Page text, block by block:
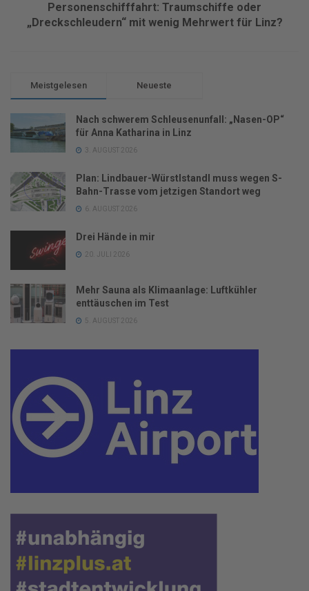
Personenschifffahrt: Traumschiffe oder
„Dreckschleudern“ mit wenig Mehrwert für Linz?
Meistgelesen Neueste
Nach schwerem Schleusenunfall: „Nasen-OP“
für Anna Katharina in Linz
3. AUGUST 2026
Plan: Lindbauer-Würstlstandl muss wegen S-
Bahn-Trasse vom jetzigen Standort weg
6. AUGUST 2026
Drei Hände in mir
20. JULI 2026
Mehr Sauna als Klimaanlage: Luftkühler
enttäuschen im Test
5. AUGUST 2026